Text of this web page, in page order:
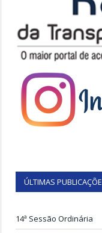
ÚLTIMAS
14ª Sessão Ordinária